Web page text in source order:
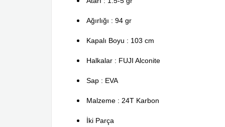
Ağırlığı : 94 gr
Kapalı Boyu : 103 cm
Halkalar : FUJI Alconite
Sap : EVA
Malzeme : 24T Karbon
İki Parça